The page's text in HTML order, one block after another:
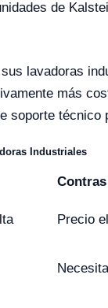
de
lavadoras
más
soporte técnico
Industriales
Contras
Precio